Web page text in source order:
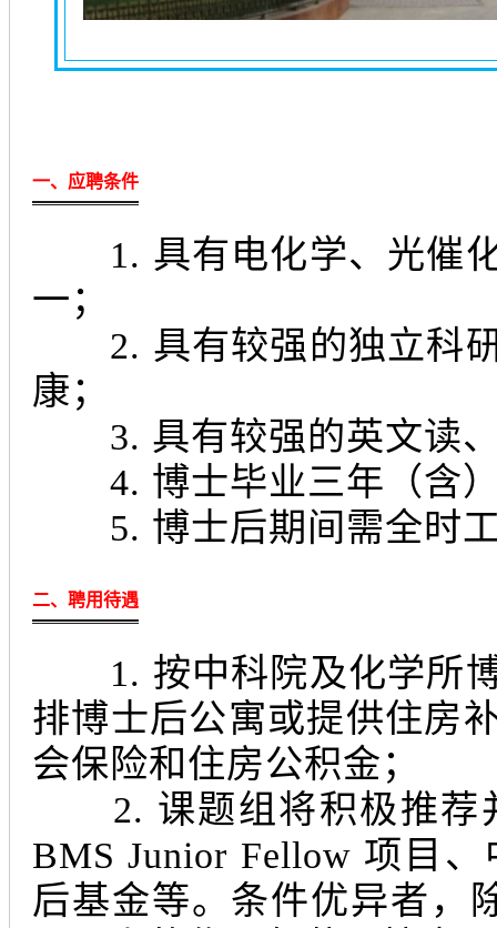
一、应聘条件
1. 具有电化学、光催化
一；
2. 具有较强的独立科研
康；
3. 具有较强的英文读、
4. 博士毕业三年（含）
5. 博士后期间需全时工
二、聘用待遇
1. 按中科院及化学所博
排博士后公寓或提供住房
会保险和住房公积金；
2. 课题组将积极推荐
BMS Junior Fellow 项目
后基金等。条件优异者，